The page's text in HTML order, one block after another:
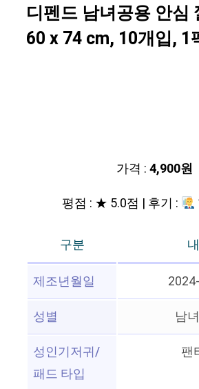
디펜드 남녀공용 안심
60 x 74 cm, 10개입, 1
가격 :4,900원
평점 : ★ 5.0점 | 후기 :
구분
제조년월일
성별
남
성인기저귀/
패드 타입
팬